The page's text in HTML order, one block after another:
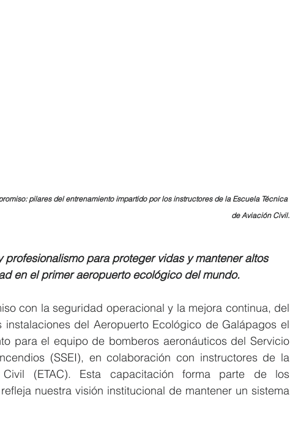
pilares del entrenamiento impartido por los instructores de la Escuela Técnica
de Aviación Civil.
profesionalismo para proteger vidas y mantener altos
en el primer aeropuerto ecológico del mundo.
con la seguridad operacional y la mejora continua, del
del Aeropuerto Ecológico de Galápagos el
para el equipo de bomberos aeronáuticos del Servicio
(SSEI), en colaboración con instructores de la
(ETAC). Esta capacitación forma parte de los
nuestra visión institucional de mantener un sistema